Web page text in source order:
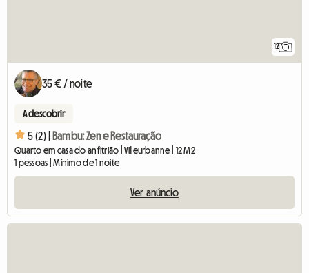
12
35 € / noite
A descobrir
5 (2) | Bambu: Zen e Restauração
Quarto em casa do anfitrião | Villeurbanne | 12 M2
1 pessoas | Mínimo de 1 noite
Ver anúncio